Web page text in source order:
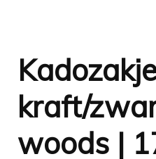
kraft/
woods |